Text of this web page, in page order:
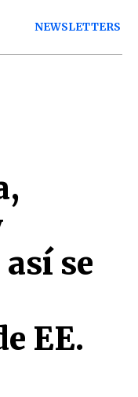
NEWSLETTERS
se
EE.